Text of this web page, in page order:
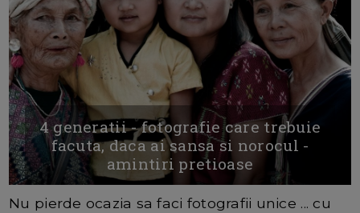
4 generatii - fotografie care trebuie
facuta, daca ai sansa si norocul -
amintiri pretioase
Nu pierde ocazia sa faci fotografii unice ... cu